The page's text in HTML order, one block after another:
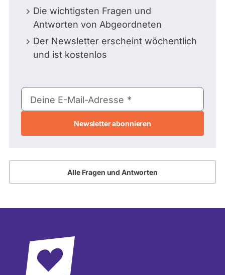
Die wichtigsten Fragen und
Antworten von Abgeordneten
Der Newsletter erscheint wöchentlich
und ist kostenlos
E-
Mail-
Deine E-Mail-Adresse
Alle Fragen und Antworten